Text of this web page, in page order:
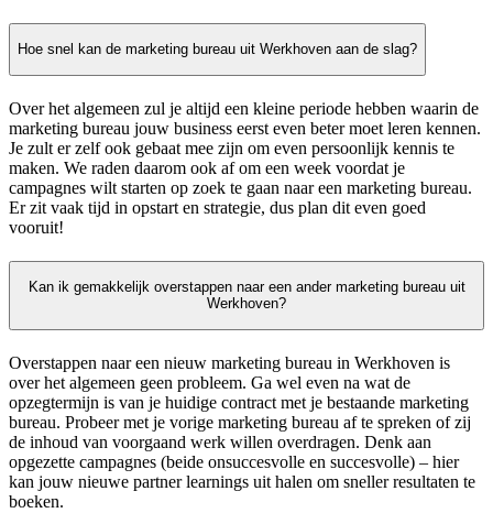
Hoe snel kan de marketing bureau uit Werkhoven aan de slag?
Over het algemeen zul je altijd een kleine periode hebben waarin de
marketing bureau jouw business eerst even beter moet leren kennen.
Je zult er zelf ook gebaat mee zijn om even persoonlijk kennis te
maken. We raden daarom ook af om een week voordat je
campagnes wilt starten op zoek te gaan naar een marketing bureau.
Er zit vaak tijd in opstart en strategie, dus plan dit even goed
vooruit!
Kan ik gemakkelijk overstappen naar een ander marketing bureau uit
Werkhoven?
Overstappen naar een nieuw marketing bureau in Werkhoven is
over het algemeen geen probleem. Ga wel even na wat de
opzegtermijn is van je huidige contract met je bestaande marketing
bureau. Probeer met je vorige marketing bureau af te spreken of zij
de inhoud van voorgaand werk willen overdragen. Denk aan
opgezette campagnes (beide onsuccesvolle en succesvolle) – hier
kan jouw nieuwe partner learnings uit halen om sneller resultaten te
boeken.